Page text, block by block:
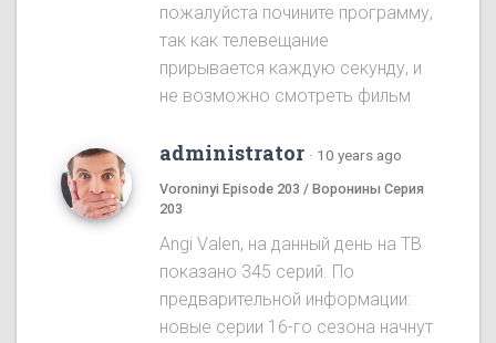
пожалуйста почините программу,
так как телевещание
прирывается каждую секунду, и
не возможно смотреть фильм
administrator · 10 years ago
Voroninyi Episode 203 / Воронины Серия
203
Angi Valen, на данный день на ТВ
показано 345 серий. По
предварительной информации:
новые серии 16-го сезона начнут